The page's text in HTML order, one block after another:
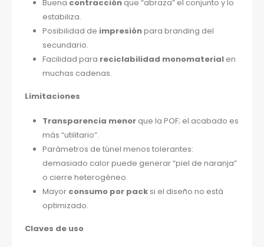
Buena contracciónque “abraza” el conjunto y lo
estabiliza.
Posibilidad de impresiónpara branding del
secundario.
Facilidad para reciclabilidad monomaterialen
muchas cadenas.
Limitaciones
Transparencia menorque la POF; el acabado es
más “utilitario”.
Paràmetros de túnel menos tolerantes:
demasiado calor puede generar “piel de naranja”
o cierre heterogéneo.
Mayor consumo por packsi el diseño no está
optimizado.
Claves de uso